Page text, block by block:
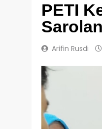
PETI
Arifin Rusdi